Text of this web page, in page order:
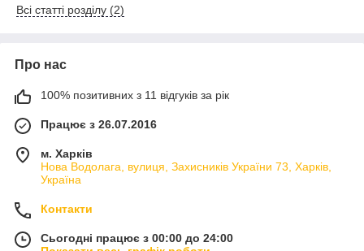
Всі статті розділу (2)
Про нас
100% позитивних з 11 відгуків за рік
Працює з 26.07.2016
м. Харків
Нова Водолага, вулиця, Захисників України 73, Харків,
Україна
Контакти
Сьогодні працює з 00:00 до 24:00